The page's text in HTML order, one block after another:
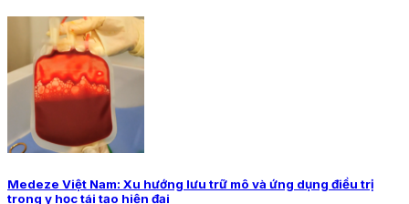
Medeze Việt Nam: Xu hướng lưu trữ mô và ứng dụng điều trị
trong y học tái tạo hiện đại